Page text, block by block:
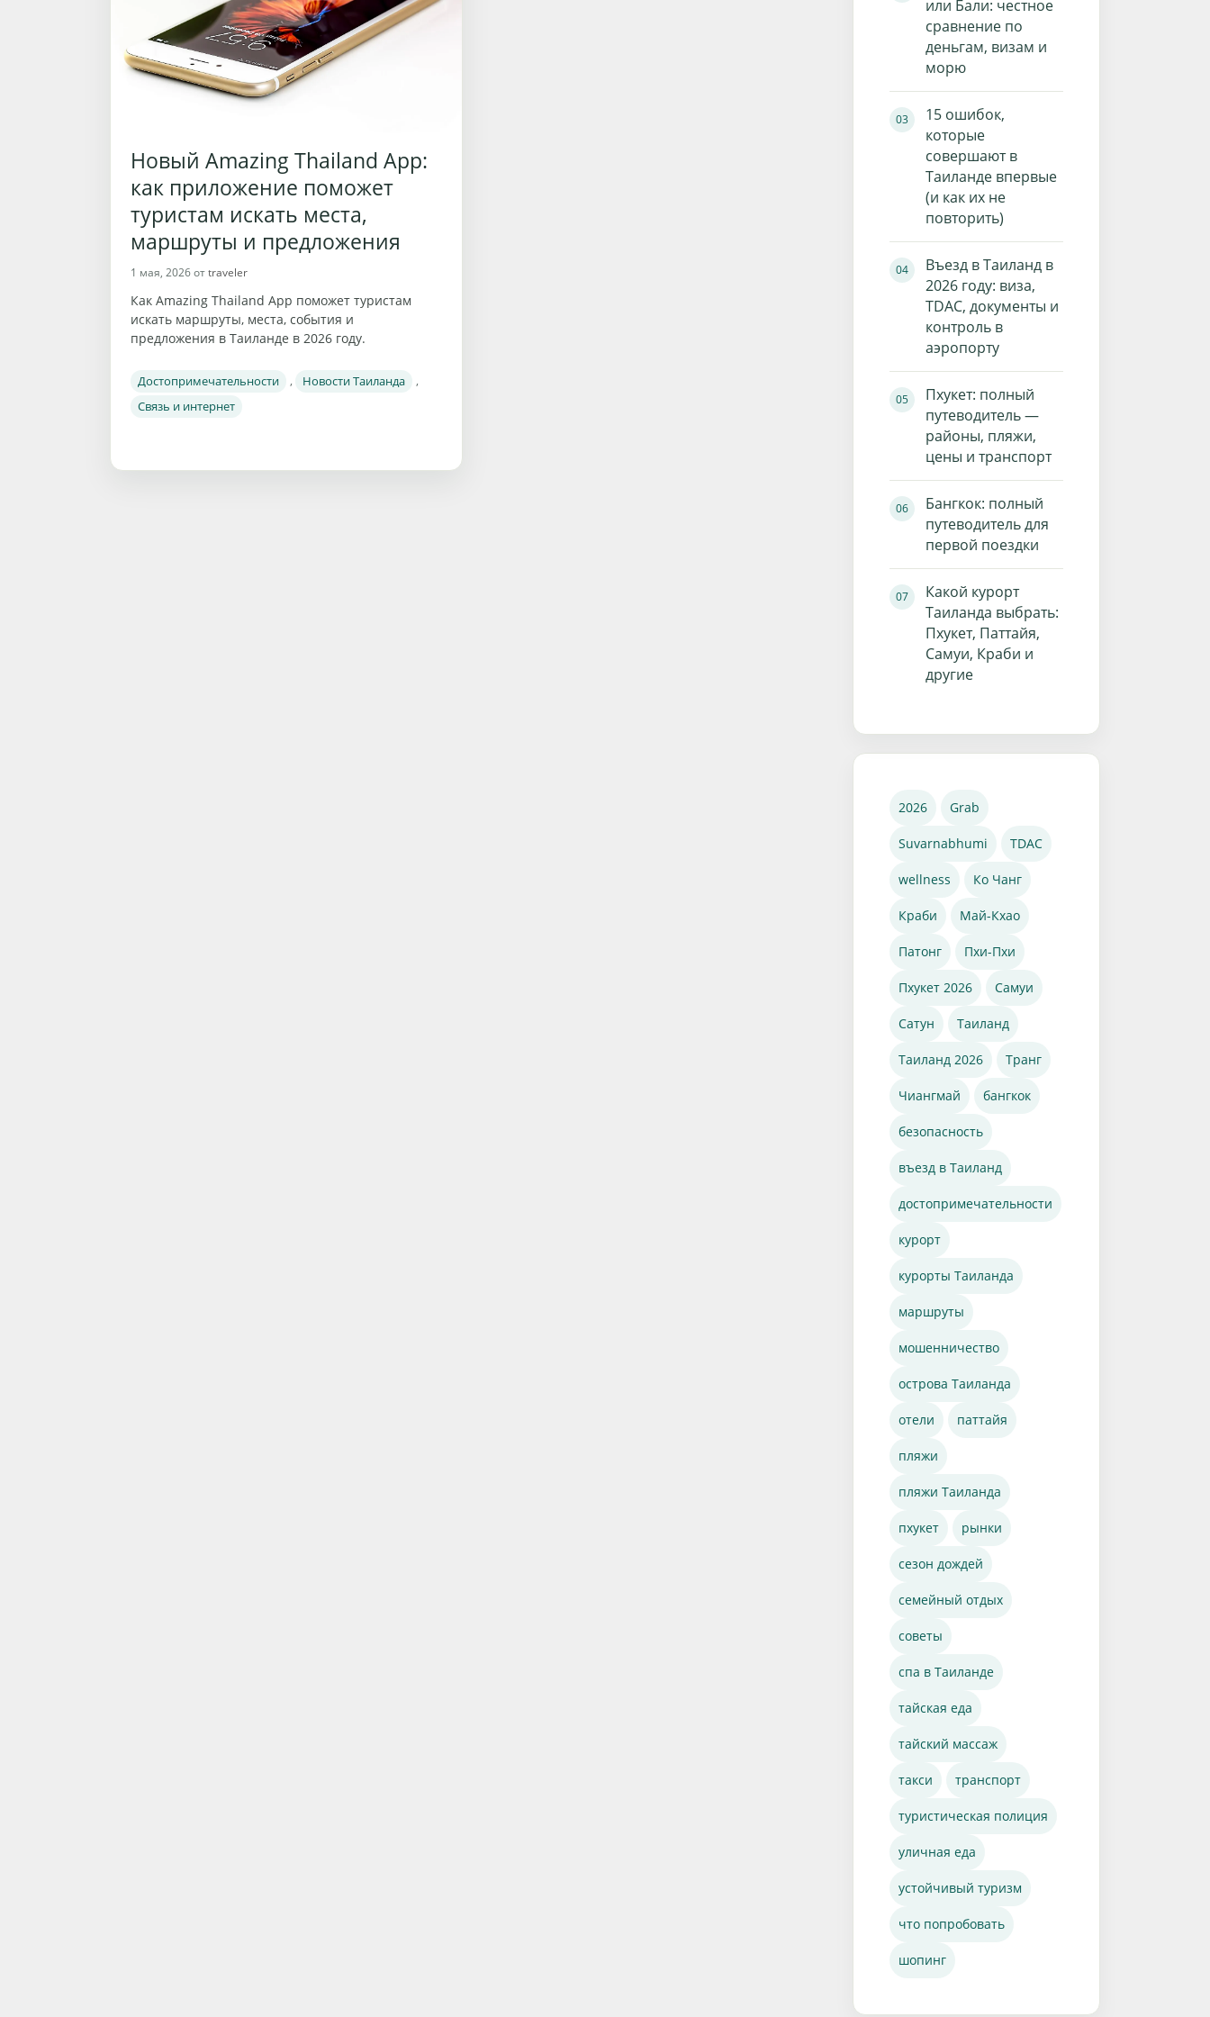
Новый Amazing Thailand App:
как приложение поможет
туристам искать места,
маршруты и предложения
1 мая, 2026отtraveler
Как Amazing Thailand App поможет туристам
искать маршруты, места, события и
предложения в Таиланде в 2026 году.
Рубрики
Достопримечательности , Новости Таиланда
,
Связь и интернет
или Бали: честное
сравнение по
деньгам, визам и
морю
15 ошибок,
которые
совершают в
Таиланде впервые
(и как их не
повторить)
Въезд в Таиланд в
2026 году: виза,
TDAC, документы и
контроль в
аэропорту
Пхукет: полный
путеводитель —
районы, пляжи,
цены и транспорт
Бангкок: полный
путеводитель для
первой поездки
Какой курорт
Таиланда выбрать:
Пхукет, Паттайя,
Самуи, Краби и
другие
2026 Grab
Suvarnabhumi TDAC
wellness Ко Чанг
Краби Май-Кхао
Патонг Пхи-Пхи
Пхукет 2026 Самуи
Сатун Таиланд
Таиланд 2026 Транг
Чиангмай бангкок
безопасность
въезд в Таиланд
достопримечательности
курорт
курорты Таиланда
маршруты
мошенничество
острова Таиланда
отели паттайя
пляжи
пляжи Таиланда
пхукет рынки
сезон дождей
семейный отдых
советы
спа в Таиланде
тайская еда
тайский массаж
такси транспорт
туристическая полиция
уличная еда
устойчивый туризм
что попробовать
шопинг